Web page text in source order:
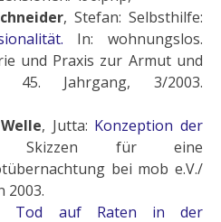
, Stefan: Selbsthilfe:
In: wohnungslos.
und Praxis zur Armut und
45. Jahrgang, 3/2003.
Welle, Jutta: Konzeption der
Skizzen für eine
bei mob e.V./
2003.
Tod auf Raten in der